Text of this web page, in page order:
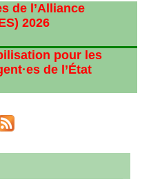
de l’Alliance
) 2026
pour les
·es de l’État